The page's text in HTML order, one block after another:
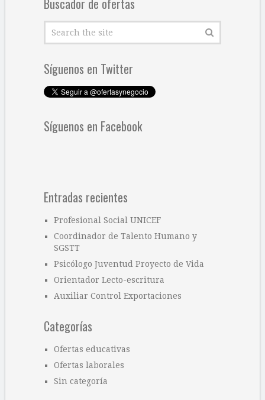
Síguenos en Twitter
Síguenos en Facebook
Entradas recientes
Profesional Social UNICEF
Coordinador de Talento Humano y
SGSTT
Psicólogo Juventud Proyecto de Vida
Orientador Lecto-escritura
Auxiliar Control Exportaciones
Categorías
Ofertas educativas
Ofertas laborales
Sin categoría